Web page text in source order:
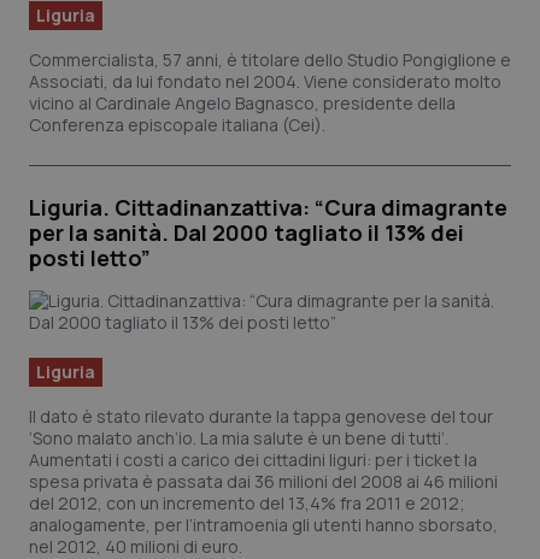
Liguria
Commercialista, 57 anni, è titolare dello Studio Pongiglione e
Associati, da lui fondato nel 2004. Viene considerato molto
vicino al Cardinale Angelo Bagnasco, presidente della
Conferenza episcopale italiana (Cei).
Liguria. Cittadinanzattiva: “Cura dimagrante
per la sanità. Dal 2000 tagliato il 13% dei
posti letto”
Liguria
Il dato è stato rilevato durante la tappa genovese del tour
‘Sono malato anch’io. La mia salute è un bene di tutti’.
Aumentati i costi a carico dei cittadini liguri: per i ticket la
spesa privata è passata dai 36 milioni del 2008 ai 46 milioni
del 2012, con un incremento del 13,4% fra 2011 e 2012;
analogamente, per l’intramoenia gli utenti hanno sborsato,
nel 2012, 40 milioni di euro.